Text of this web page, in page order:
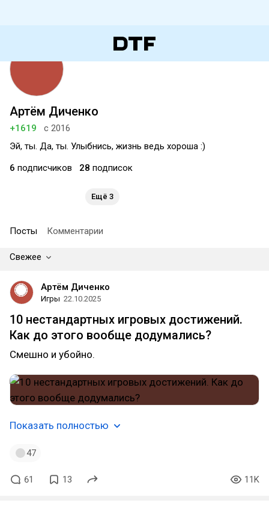
Артём Диченко
+1619
с 2016
Эй, ты. Да, ты. Улыбнись, жизнь ведь хороша :)
6 подписчиков 28 подписок
Ещё 3
Посты Комментарии
Свежее
Артём Диченко
Игры 22.10.2025
10 нестандартных игровых достижений.
Как до этого вообще додумались?
Смешно и убойно.
Показать полностью
47
61 13 11K